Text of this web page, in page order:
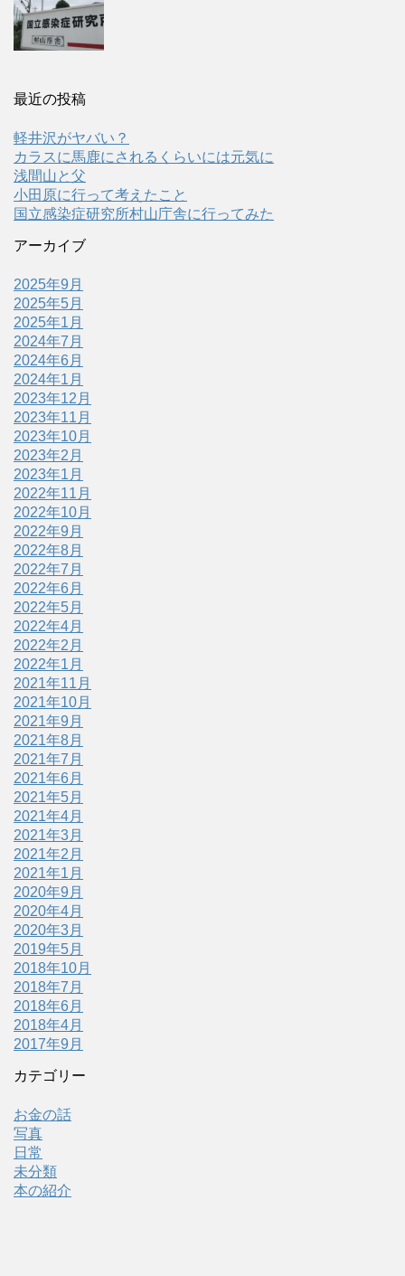
最近の投稿
軽井沢がヤバい？
カラスに馬鹿にされるくらいには元気に
浅間山と父
小田原に行って考えたこと
国立感染症研究所村山庁舎に行ってみた
アーカイブ
2025年9月
2025年5月
2025年1月
2024年7月
2024年6月
2024年1月
2023年12月
2023年11月
2023年10月
2023年2月
2023年1月
2022年11月
2022年10月
2022年9月
2022年8月
2022年7月
2022年6月
2022年5月
2022年4月
2022年2月
2022年1月
2021年11月
2021年10月
2021年9月
2021年8月
2021年7月
2021年6月
2021年5月
2021年4月
2021年3月
2021年2月
2021年1月
2020年9月
2020年4月
2020年3月
2019年5月
2018年10月
2018年7月
2018年6月
2018年4月
2017年9月
カテゴリー
お金の話
写真
日常
未分類
本の紹介